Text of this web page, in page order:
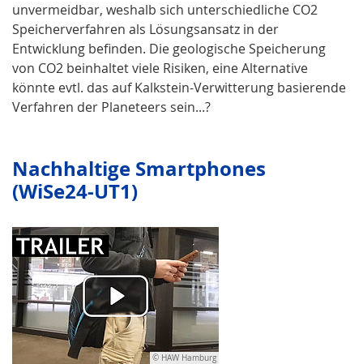
unvermeidbar, weshalb sich unterschiedliche CO2
Speicherverfahren als Lösungsansatz in der
Entwicklung befinden. Die geologische Speicherung
von CO2 beinhaltet viele Risiken, eine Alternative
könnte evtl. das auf Kalkstein-Verwitterung basierende
Verfahren der Planeteers sein...?
Nach­hal­tige Smartphones
(WiSe24-UT1)
© HAW Hamburg